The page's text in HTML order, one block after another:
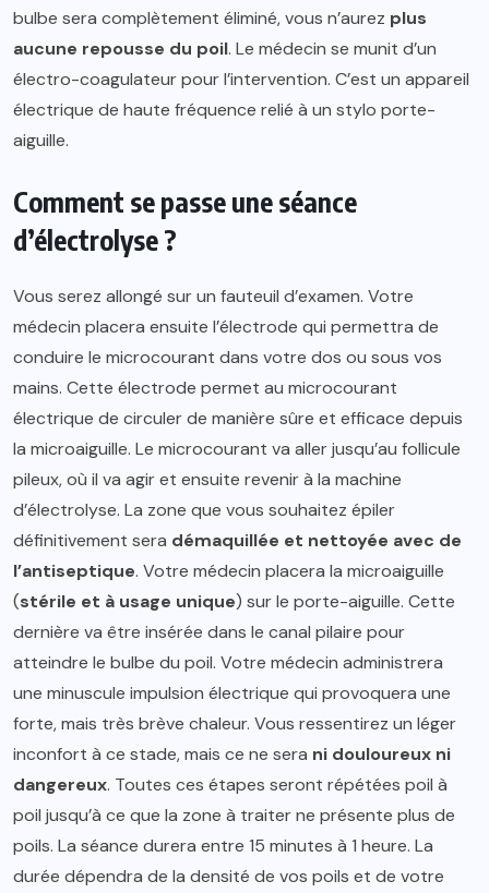
bulbe sera complètement éliminé, vous n’aurez plus
aucune repousse du poil. Le médecin se munit d’un
électro-coagulateur pour l’intervention. C’est un appareil
électrique de haute fréquence relié à un stylo porte-
aiguille.
Comment se passe une séance
d’électrolyse ?
Vous serez allongé sur un fauteuil d’examen. Votre
médecin placera ensuite l’électrode qui permettra de
conduire le microcourant dans votre dos ou sous vos
mains. Cette électrode permet au microcourant
électrique de circuler de manière sûre et efficace depuis
la microaiguille. Le microcourant va aller jusqu’au follicule
pileux, où il va agir et ensuite revenir à la machine
d’électrolyse. La zone que vous souhaitez épiler
définitivement sera démaquillée et nettoyée avec de
l’antiseptique. Votre médecin placera la microaiguille
(stérile et à usage unique) sur le porte-aiguille. Cette
dernière va être insérée dans le canal pilaire pour
atteindre le bulbe du poil. Votre médecin administrera
une minuscule impulsion électrique qui provoquera une
forte, mais très brève chaleur. Vous ressentirez un léger
inconfort à ce stade, mais ce ne sera ni douloureux ni
dangereux. Toutes ces étapes seront répétées poil à
poil jusqu’à ce que la zone à traiter ne présente plus de
poils. La séance durera entre 15 minutes à 1 heure. La
durée dépendra de la densité de vos poils et de votre